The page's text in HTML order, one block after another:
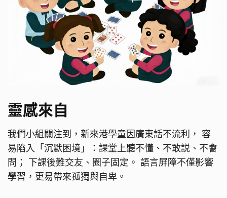
靈感來自
我們小組關注到，新來港學童因廣東話不流利， 容
易陷入「沉默困境」：課堂上聽不懂、不敢説、不會
問； 下課後難交友、圈子固定。 語言屏障不僅影響
學習，更易帶來孤獨與自卑。